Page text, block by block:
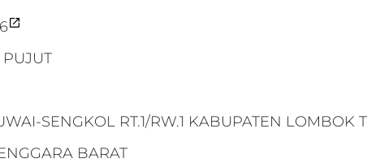
SENGKOL RT.1/RW.1 KABUPATEN LOMBOK
BARAT